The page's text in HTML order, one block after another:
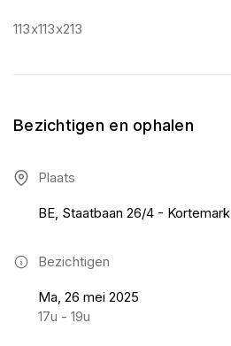
113x113x213
Bezichtigen en ophalen
Plaats
BE, Staatbaan 26/4 - Kortemark
Bezichtigen
Ma, 26 mei 2025
17u - 19u